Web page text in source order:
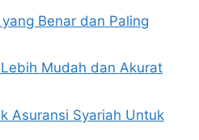
Benar dan Paling
Mudah dan Akurat
Asuransi Syariah Untuk